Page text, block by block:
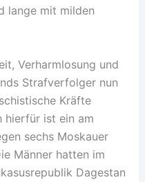
lange mit milden
Verharmlosung und
Strafverfolger nun
Kräfte
hierfür ist ein am
sechs Moskauer
Männer hatten im
Dagestan